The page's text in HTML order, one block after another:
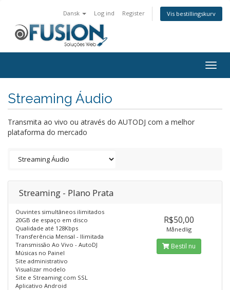
Dansk Log ind Register Vis bestillingskurv
Streaming Áudio
Transmita ao vivo ou através do AUTODJ com a melhor
plataforma do mercado
Streaming - Plano Prata
Ouvintes simultâneos ilimitados
20GB de espaço em disco
Qualidade até 128Kbps
Transferência Mensal - Ilimitada
Transmissão Ao Vivo - AutoDJ
Músicas no Painel
Site administrativo
Visualizar modelo
Site e Streaming com SSL
Aplicativo Android
R$50,00
Månedlig
Bestil nu